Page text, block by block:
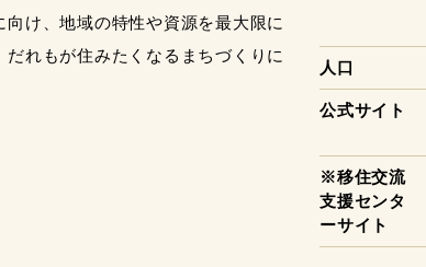
け、地域の特性や資源を最大限に
れもが住みたくなるまちづくりに
人口
公式サイト
※移住交流
支援センタ
ーサイト